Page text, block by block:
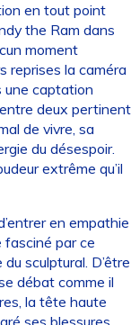
en tout point
the Ram dans
moment
reprises la caméra
une captation
deux pertinent
de vivre, sa
du désespoir.
extrême qu’il
en empathie
fasciné par ce
sculptural. D’être
débat comme il
la tête haute